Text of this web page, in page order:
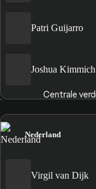
Patri Guijarro
Joshua Kimmich
Centrale
Nederland
Virgil van Dijk